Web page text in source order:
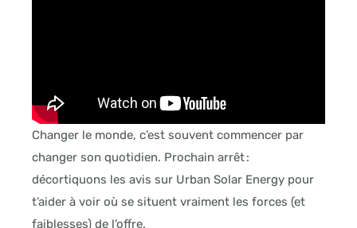
Changer le monde, c’est souvent commencer par
changer son quotidien. Prochain arrêt :
décortiquons les avis sur Urban Solar Energy pour
t’aider à voir où se situent vraiment les forces (et
faiblesses) de l’offre.